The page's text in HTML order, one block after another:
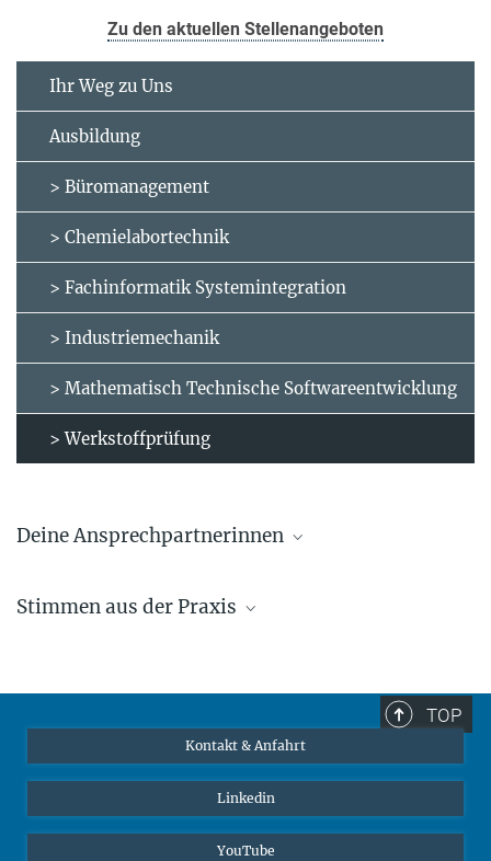
Zu den aktuellen Stellenangeboten
Ihr Weg zu Uns
Ausbildung
> Büromanagement
> Chemielabortechnik
> Fachinformatik Systemintegration
> Industriemechanik
> Mathematisch Technische Softwareentwicklung
> Werkstoffprüfung
Deine Ansprechpartnerinnen
+49 211 6792 918
Stimmen aus der Praxis
Play
Video
TOP
Kontakt & Anfahrt
Linkedin
YouTube